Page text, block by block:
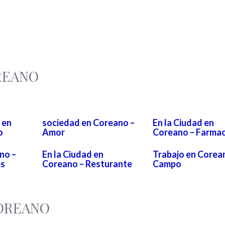
sociedad en Coreano –
Amor
En la Ciudad en
Coreano –
–
En la Ciudad en
Coreano – Resturante
Trabajo en
Campo